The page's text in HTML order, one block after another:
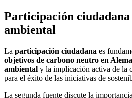
Participación
ambiental
La participación ciudadana es
objetivos de carbono neutro en
ambiental y la implicación activa de la
para el éxito de las iniciativas de
La segunda fuente discute la